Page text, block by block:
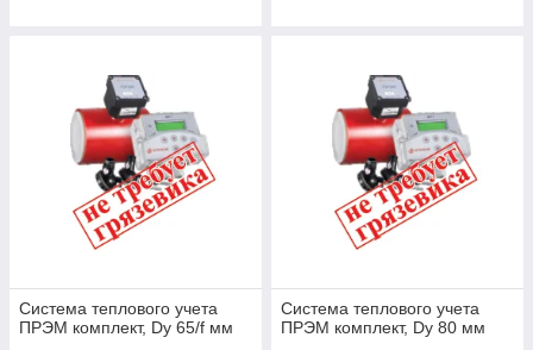
Система теплового учета
ПРЭМ комплект, Dy 65/f мм
Система теплового учета
ПРЭМ комплект, Dy 80 мм